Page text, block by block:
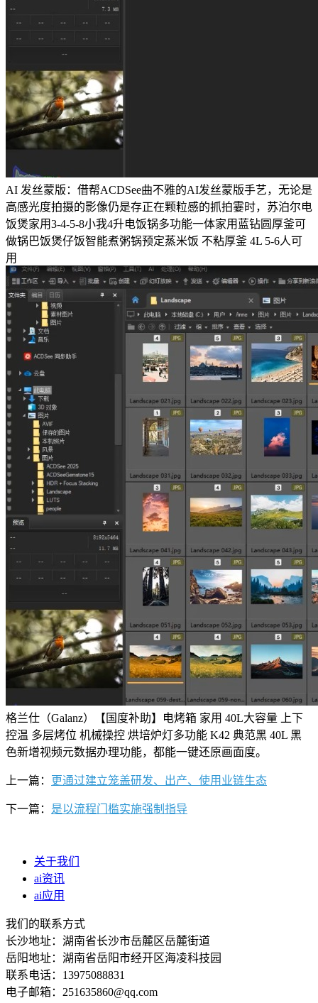
AI 发丝蒙版：借帮ACDSee曲不雅的AI发丝蒙版手艺，无论是
高感光度拍摄的影像仍是存正在颗粒感的抓拍霎时，苏泊尔电
饭煲家用3-4-5-8小我4升电饭锅多功能一体家用蓝钻圆厚釜可
做锅巴饭煲仔饭智能煮粥锅预定蒸米饭 不粘厚釜 4L 5-6人可
用
格兰仕（Galanz）【国度补助】电烤箱 家用 40L大容量 上下
控温 多层烤位 机械操控 烘培炉灯多功能 K42 典范黑 40L 黑
色新增视频元数据办理功能，都能一键还原画面度。
上一篇： 更通过建立笼盖研发、出产、使用业链生态
下一篇： 是以流程门槛实施强制指导
关于我们
ai资讯
ai应用
我们的联系方式
长沙地址：湖南省长沙市岳麓区岳麓街道
岳阳地址：湖南省岳阳市经开区海凌科技园
联系电话：13975088831
电子邮箱：251635860@qq.com